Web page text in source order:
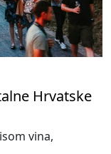
Hrvatske
vina,